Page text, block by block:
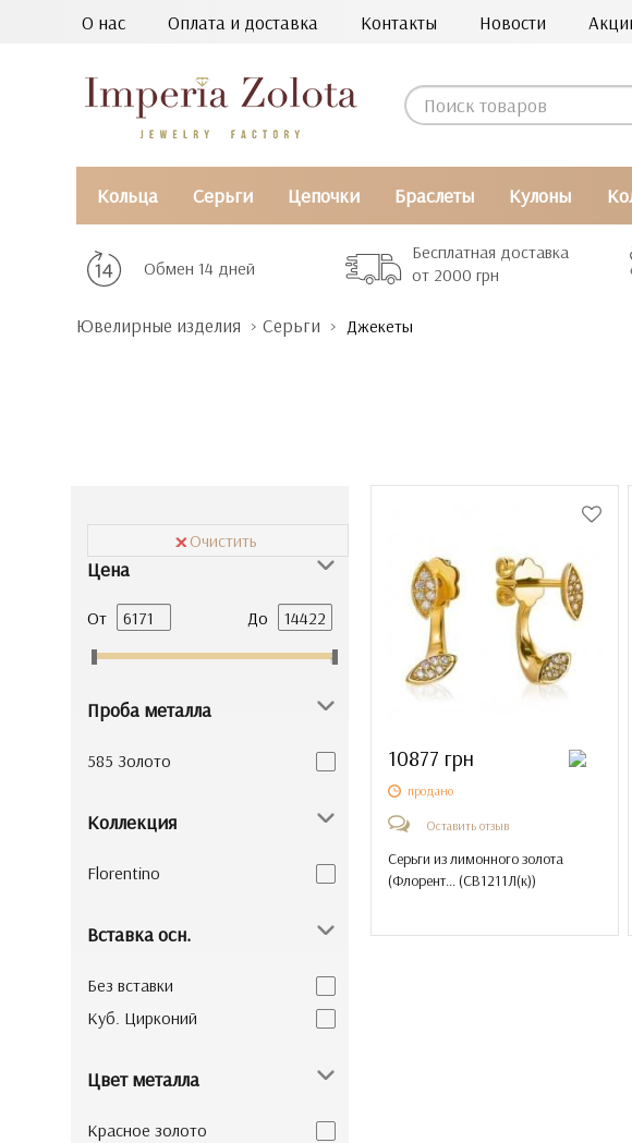
О нас Оплата и доставка Контакты Новости
Кольца Серьги Цепочки Браслеты Кулоны
Обмен 14 дней
Бесплатная доставка
от 2000 грн
Ювелирные изделия Серьги Джекеты
Очистить
Цена
От До
Проба металла
585 Золото
Коллекция
Florentino
Вставка осн.
Без вставки
Куб. Цирконий
Цвет металла
Красное золото
10877 грн
продано
Оставить отзыв
Серьги из лимонного золота
(Флорент... (СВ1211Л(к))